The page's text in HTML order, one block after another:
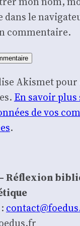
dans le
commentaire.
Akismet
En savoir
de vos
.
Réflexion